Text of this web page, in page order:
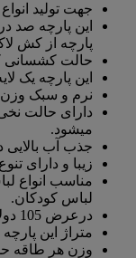
جهت تولید
این پارچه صد
پارچه از کش
حالت کشسانی
این پارچه یک
نرم و سبک
دارای حالت
میشود.
جذب آب بالایی
زیبا و دارای
مناسب انواع
لباس کودکان.
درعرض 105 دولا یا همان کامپکت ( کتابی )
متراژ این پارچه در هر
وزن هر طاقه حدودا بین